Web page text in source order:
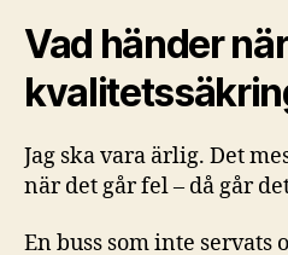
Vad händer när
Jag ska vara ärlig. Det
när det går fel – då går
En buss som inte